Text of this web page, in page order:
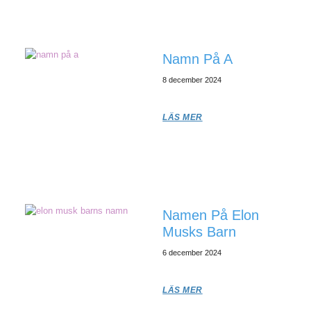
Namn På A
8 december 2024
LÄS MER
Namen På Elon
Musks Barn
6 december 2024
LÄS MER